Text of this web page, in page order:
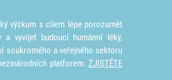
výzkum s cílem lépe porozumět
vyvíjet budoucí humánní léky,
soukromého a veřejného sektoru
platforem. ZJISTĚTE